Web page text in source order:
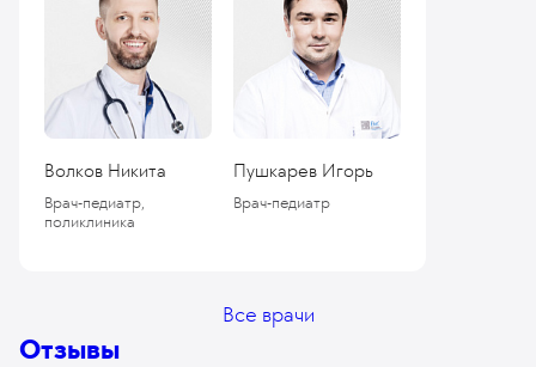
Волков Никита
Врач-педиатр,
поликлиника
Пушкарев Игорь
Врач-педиатр
Все врачи
Отзывы